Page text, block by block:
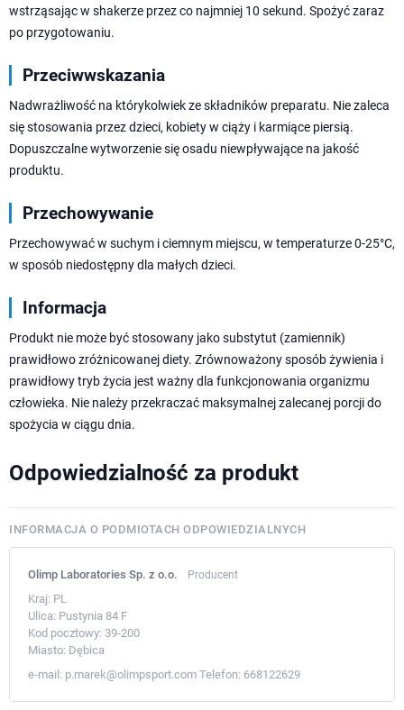
wstrząsając w shakerze przez co najmniej 10 sekund. Spożyć zaraz
po przygotowaniu.
Przeciwwskazania
Nadwrażliwość na którykolwiek ze składników preparatu. Nie zaleca
się stosowania przez dzieci, kobiety w ciąży i karmiące piersią.
Dopuszczalne wytworzenie się osadu niewpływające na jakość
produktu.
Przechowywanie
Przechowywać w suchym i ciemnym miejscu, w temperaturze 0-25°C,
w sposób niedostępny dla małych dzieci.
Informacja
Produkt nie może być stosowany jako substytut (zamiennik)
prawidłowo zróżnicowanej diety. Zrównoważony sposób żywienia i
prawidłowy tryb życia jest ważny dla funkcjonowania organizmu
człowieka. Nie należy przekraczać maksymalnej zalecanej porcji do
spożycia w ciągu dnia.
Odpowiedzialność za produkt
INFORMACJA O PODMIOTACH ODPOWIEDZIALNYCH
Olimp Laboratories Sp. z o.o. Producent
Kraj: PL
Ulica: Pustynia 84 F
Kod pocztowy: 39-200
Miasto: Dębica
e-mail: p.marek@olimpsport.com Telefon: 668122629